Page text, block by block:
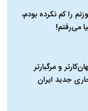
را کم نکرده بودم،
می‌رفتم!
و مرگبارتر
جدید ایران